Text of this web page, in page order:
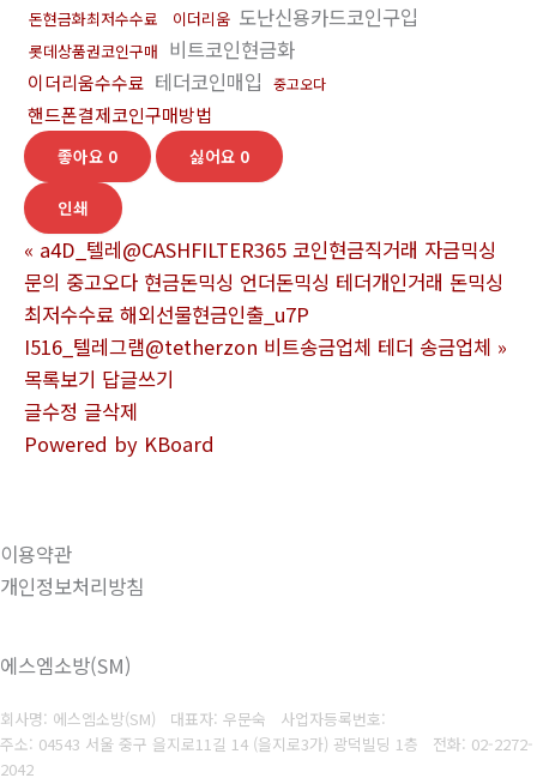
돈현금화최저수수료 이더리움 도난신용카드코인구입
롯데상품권코인구매 비트코인현금화
이더리움수수료 테더코인매입 중고오다
핸드폰결제코인구매방법
좋아요 0 싫어요 0
인쇄
« a4D_텔레@CASHFILTER365 코인현금직거래 자금믹싱
문의 중고오다 현금돈믹싱 언더돈믹싱 테더개인거래 돈믹싱
최저수수료 해외선물현금인출_u7P
I516_텔레그램@tetherzon 비트송금업체 테더 송금업체 »
목록보기 답글쓰기
글수정 글삭제
Powered by KBoard
이용약관
개인정보처리방침
에스엠소방(SM)
회사명: 에스엠소방(SM) 대표자: 우문숙 사업자등록번호:
주소: 04543 서울 중구 을지로11길 14 (을지로3가) 광덕빌딩 1층 전화: 02-2272-
2042